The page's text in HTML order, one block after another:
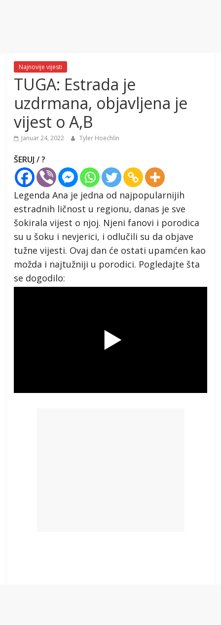
Najnovije vijesti
TUGA: Estrada je
uzdrmana, objavljena je
vijest o A,B
Januar 24, 2022 Tyler Hoechlin
ŠERUJ / ?
Legenda Ana je jedna od najpopularnijih
estradnih ličnost u regionu, danas je sve
šokirala vijest o njoj. Njeni fanovi i porodica
su u šoku i nevjerici, i odlučili su da objave
tužne vijesti. Ovaj dan će ostati upamćen kao
možda i najtužniji u porodici. Pogledajte šta
se dogodilo: